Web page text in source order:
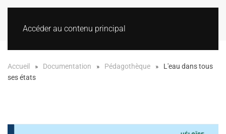
Accéder au contenu principal
Accueil Documentation Pédagothèque
L'eau dans tous
ses états